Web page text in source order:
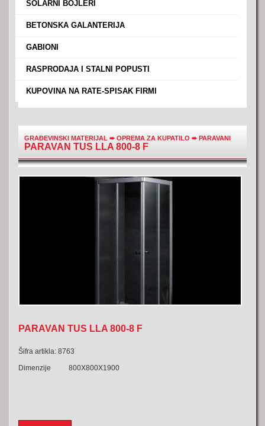
SOLARNI BOJLERI
BETONSKA GALANTERIJA
GABIONI
RASPRODAJA I STALNI POPUSTI
KUPOVINA NA RATE-SPISAK FIRMI
GRAĐEVINSKI MATERIJAL ➨OPREMA ZA KUPATILO ➨PARAVANI
PARAVAN TUS LLA 800-8 F
PARAVAN TUS LLA 800-8 F
Šifra artikla: 8763
Dimenzije 800X800X1900